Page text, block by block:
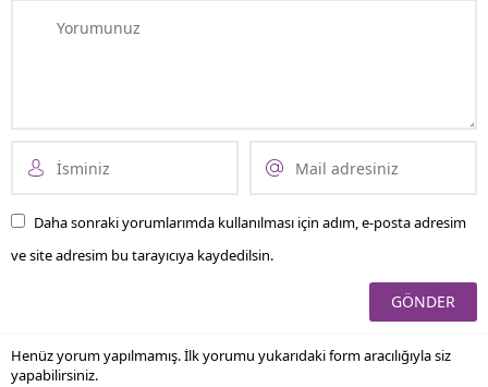
Daha sonraki yorumlarımda kullanılması için adım, e-posta adresim
ve site adresim bu tarayıcıya kaydedilsin.
Henüz yorum yapılmamış. İlk yorumu yukarıdaki form aracılığıyla siz
yapabilirsiniz.